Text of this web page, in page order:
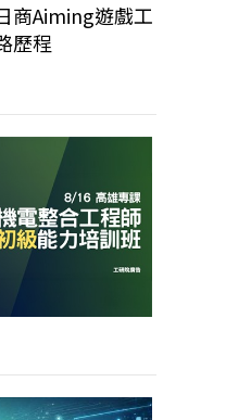
商Aiming遊戲工
歷程